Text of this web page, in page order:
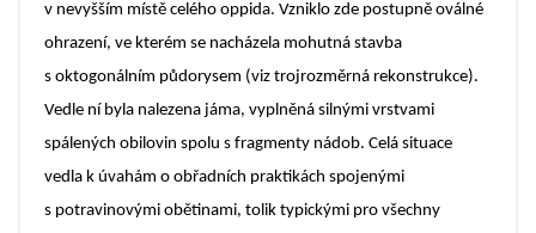
v nevyšším místě celého oppida. Vzniklo zde postupně oválné
ohrazení, ve kterém se nacházela mohutná stavba
s oktogonálním půdorysem (viz trojrozměrná rekonstrukce).
Vedle ní byla nalezena jáma, vyplněná silnými vrstvami
spálených obilovin spolu s fragmenty nádob. Celá situace
vedla k úvahám o obřadních praktikách spojenými
s potravinovými obětinami, tolik typickými pro všechny